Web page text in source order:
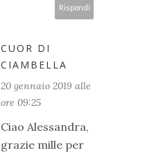
Rispondi
CUOR DI
CIAMBELLA
20 gennaio 2019 alle
ore 09:25
Ciao Alessandra,
grazie mille per